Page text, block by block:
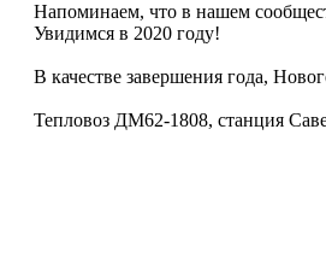
Напоминаем, что в нашем
Увидимся в 2020 году!
В качестве завершения года,
Тепловоз ДМ62-1808, станция